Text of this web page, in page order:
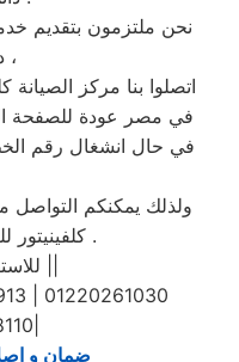
نحن ملتزمون بتقديم
دائما لذلك ،
في مصر عودة للصفحة
في حال انشغال رقم
ولذلك يمكنكم التواصل
كلفينيتور للثلاجات فى الشروق .
| 01220261030
ضمان و